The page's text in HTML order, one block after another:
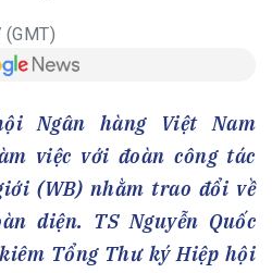
Ngân hàng Việt Nam
việc với đoàn công tác
(WB) nhằm trao đổi về
diện. TS Nguyễn Quốc
Tổng Thư ký Hiệp hội